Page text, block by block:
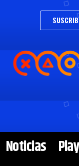
Noticias